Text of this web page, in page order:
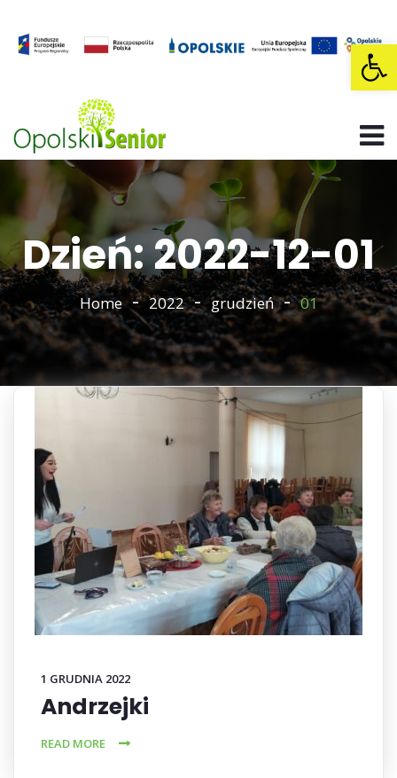
Dzień: 2022-12-01
Home 2022 grudzień 01
1 GRUDNIA 2022
Andrzejki
READ MORE